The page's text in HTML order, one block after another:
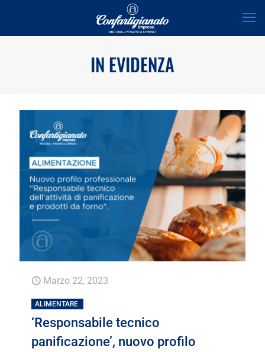
IN EVIDENZA
Marzo 22, 2023
ALIMENTARE
‘Responsabile tecnico
panificazione’, nuovo profilo